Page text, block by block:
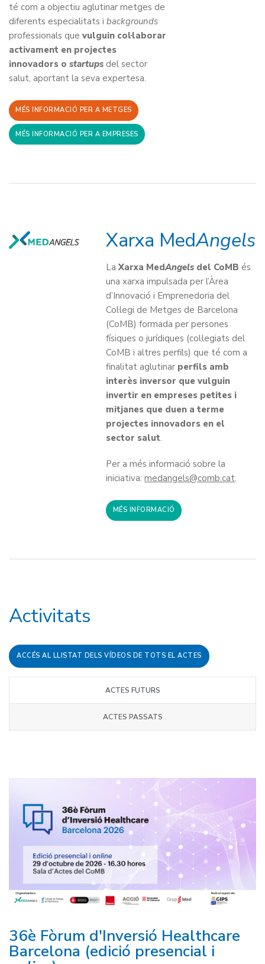
té com a objectiu aglutinar metges de
diferents especialitats i backgrounds
professionals que vulguin col·laborar
activament en projectes
innovadors o startups del sector
salut, aportant la seva expertesa.
MÉS INFORMACIÓ PER A METGES
MÉS INFORMACIÓ PER A EMPRESES
Xarxa MedAngels
LaXarxa MedAngels del CoMB és
una xarxa impulsada per l’Àrea
d’Innovació i Emprenedoria del
Col·legi de Metges de Barcelona
(CoMB) formada per persones
físiques o jurídiques (col·legiats del
CoMB i altres perfils) que té com a
finalitat aglutinar perfils amb
interès inversor que vulguin
invertir en empreses petites i
mitjanes que duen a terme
projectes innovadors en el
sector salut.
Per a més informació sobre la
iniciativa:medangels .
MÉS INFORMACIÓ
Activitats
ACCÉS AL LLISTAT DELS VÍDEOS DE TOTS EL ACTES
ACTES FUTURS
ACTES PASSATS
36è Fòrum d'Inversió Healthcare
Barcelona (edició presencial i